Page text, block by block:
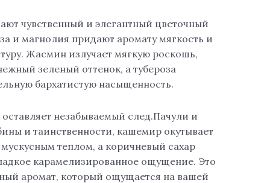
чувственный и элегантный цветочный
и магнолия придают аромату мягкость и
Жасмин излучает мягкую роскошь,
зеленый оттенок, а тубероза
бархатистую насыщенность.
незабываемый след.Пачули и
и таинственности, кашемир окутывает
теплом, а коричневый сахар
карамелизированное ощущение. Это
аромат, который ощущается на вашей